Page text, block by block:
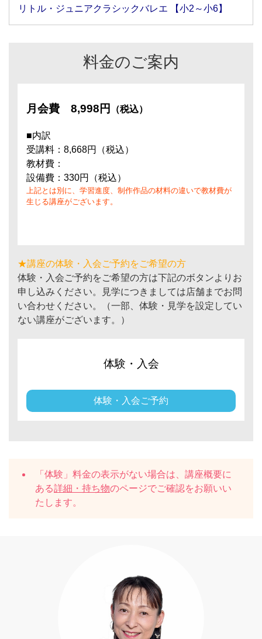
リトル・ジュニアクラシックバレエ 【小2～小6】
料金のご案内
月会費 8,998円 （税込）
■内訳
受講料：8,668円（税込）
教材費：
設備費：330円（税込）
上記とは別に、学習進度、制作作品の材料の違いで教材費が
生じる講座がございます。
★講座の体験・入会ご予約をご希望の方
体験・入会ご予約をご希望の方は下記のボタンよりお
申し込みください。見学につきましては店舗までお問
い合わせください。（一部、体験・見学を設定してい
ない講座がございます。）
体験・入会
体験・入会ご予約
「体験」料金の表示がない場合は、講座概要に
ある詳細・持ち物のページでご確認をお願いい
たします。